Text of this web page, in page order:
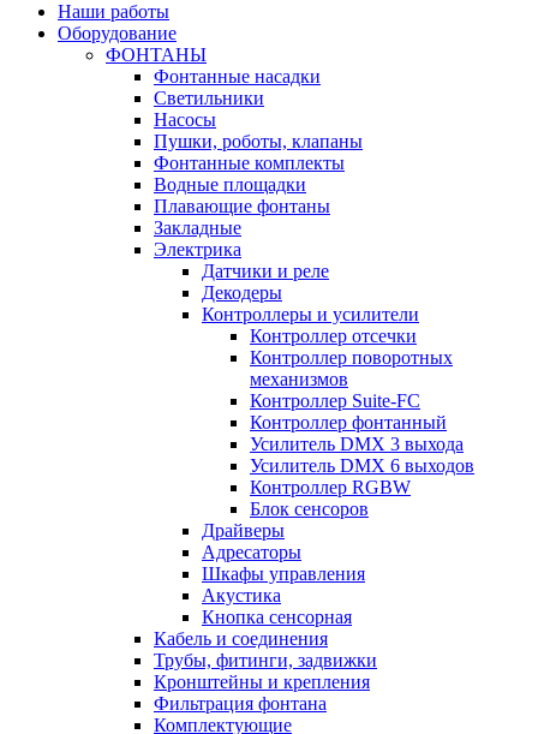
Наши работы
Оборудование
ФОНТАНЫ
Фонтанные насадки
Cветильники
Насосы
Пушки, роботы, клапаны
Фонтанные комплекты
Водные площадки
Плавающие фонтаны
Закладные
Электрика
Датчики и реле
Декодеры
Контроллеры и усилители
Контроллер отсечки
Контроллер поворотных
механизмов
Контроллер Suite-FC
Контроллер фонтанный
Усилитель DMX 3 выхода
Усилитель DMX 6 выходов
Контроллер RGBW
Блок сенсоров
Драйверы
Адресаторы
Шкафы управления
Акустика
Кнопка сенсорная
Кабель и соединения
Трубы, фитинги, задвижки
Кронштейны и крепления
Фильтрация фонтана
Комплектующие